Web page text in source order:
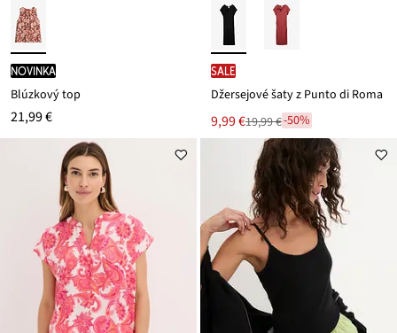
novinka
Blúzkový top
21,99 €
SALE
Džersejové šaty z Punto di Roma
Nová
cena
9,99 €
Zľava19,99 €-50%